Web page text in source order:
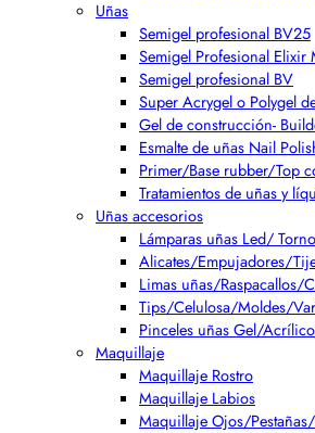
Uñas
Semigel profesional BV25
Semigel Profesional Elixir
Semigel profesional BV
Super Acrygel o Polygel
Gel de construcción-
Esmalte de uñas Nail
Primer/Base rubber/Top
Tratamientos de uñas y
Uñas accesorios
Lámparas uñas Led/
Alicates/Empujadores/
Limas uñas/Raspacallos/
Tips/Celulosa/Moldes/
Pinceles uñas Gel/
Maquillaje
Maquillaje Rostro
Maquillaje Labios
Maquillaje Ojos/